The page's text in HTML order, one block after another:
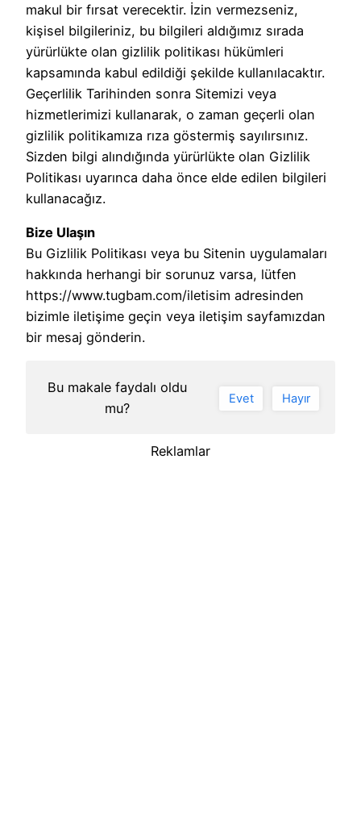
makul bir fırsat verecektir. İzin vermezseniz,
kişisel bilgileriniz, bu bilgileri aldığımız sırada
yürürlükte olan gizlilik politikası hükümleri
kapsamında kabul edildiği şekilde kullanılacaktır.
Geçerlilik Tarihinden sonra Sitemizi veya
hizmetlerimizi kullanarak, o zaman geçerli olan
gizlilik politikamıza rıza göstermiş sayılırsınız.
Sizden bilgi alındığında yürürlükte olan Gizlilik
Politikası uyarınca daha önce elde edilen bilgileri
kullanacağız.
Bize Ulaşın
Bu Gizlilik Politikası veya bu Sitenin uygulamaları
hakkında herhangi bir sorunuz varsa, lütfen
https://www.tugbam.com/iletisim adresinden
bizimle iletişime geçin veya iletişim sayfamızdan
bir mesaj gönderin.
Bu makale faydalı oldu
mu?
Evet Hayır
Reklamlar